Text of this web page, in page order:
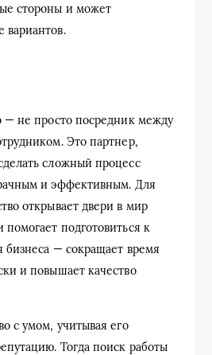
стороны и может
вариантов.
— не просто посредник между
Это партнер,
сложный процесс
и эффективным. Для
открывает двери в мир
подготовиться к
бизнеса — сокращает время
и повышает качество
с умом, учитывая его
Тогда поиск работы